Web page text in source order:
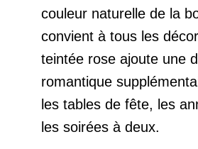
couleur naturelle de la
convient à tous les
teintée rose ajoute une
romantique
les tables de fête, les
les soirées à deux.